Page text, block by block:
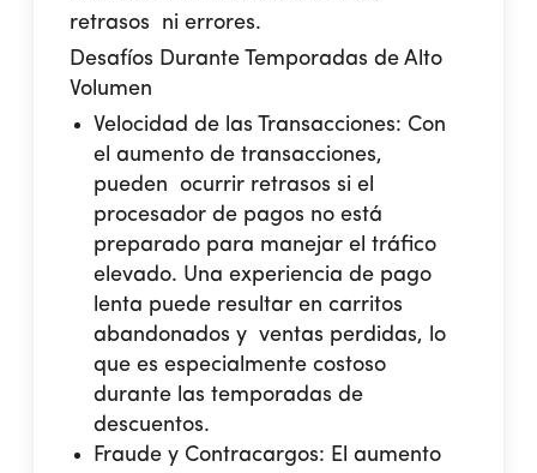
retrasos ni errores.
Desafíos Durante Temporadas de Alto
Volumen
Velocidad de las Transacciones: Con
el aumento de transacciones,
pueden ocurrir retrasos si el
procesador de pagos no está
preparado para manejar el tráfico
elevado. Una experiencia de pago
lenta puede resultar en carritos
abandonados y ventas perdidas, lo
que es especialmente costoso
durante las temporadas de
descuentos.
Fraude y Contracargos: El aumento